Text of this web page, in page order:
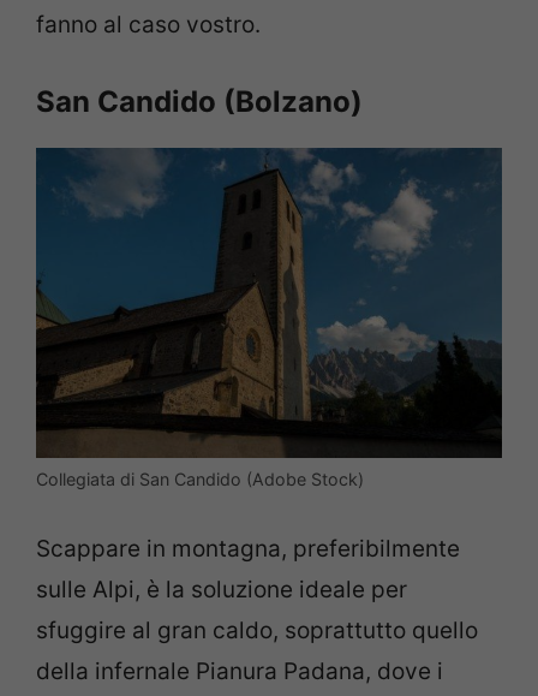
fanno al caso vostro.
San Candido (Bolzano)
Collegiata di San Candido (Adobe Stock)
Scappare in montagna, preferibilmente
sulle Alpi, è la soluzione ideale per
sfuggire al gran caldo, soprattutto quello
della infernale Pianura Padana, dove i